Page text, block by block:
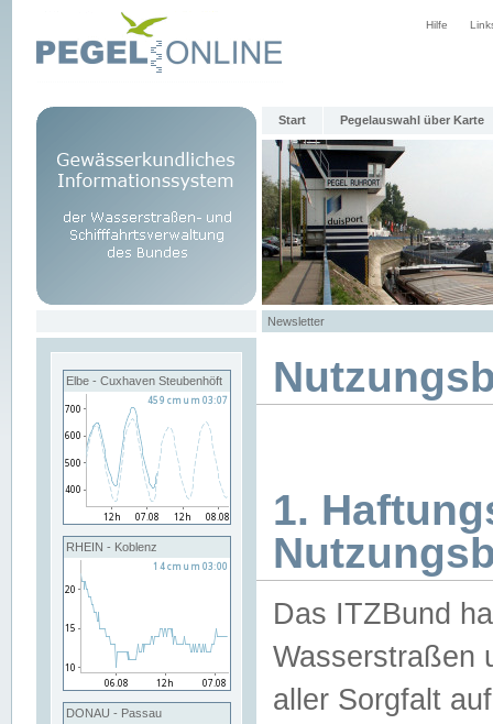
Hilfe
Start Pegelauswahl über Karte
Newsletter
Elbe - Cuxhaven Steubenhöft
RHEIN - Koblenz
DONAU - Passau
1.
Das ITZBund
Wasserstraßen
aller Sorgfalt